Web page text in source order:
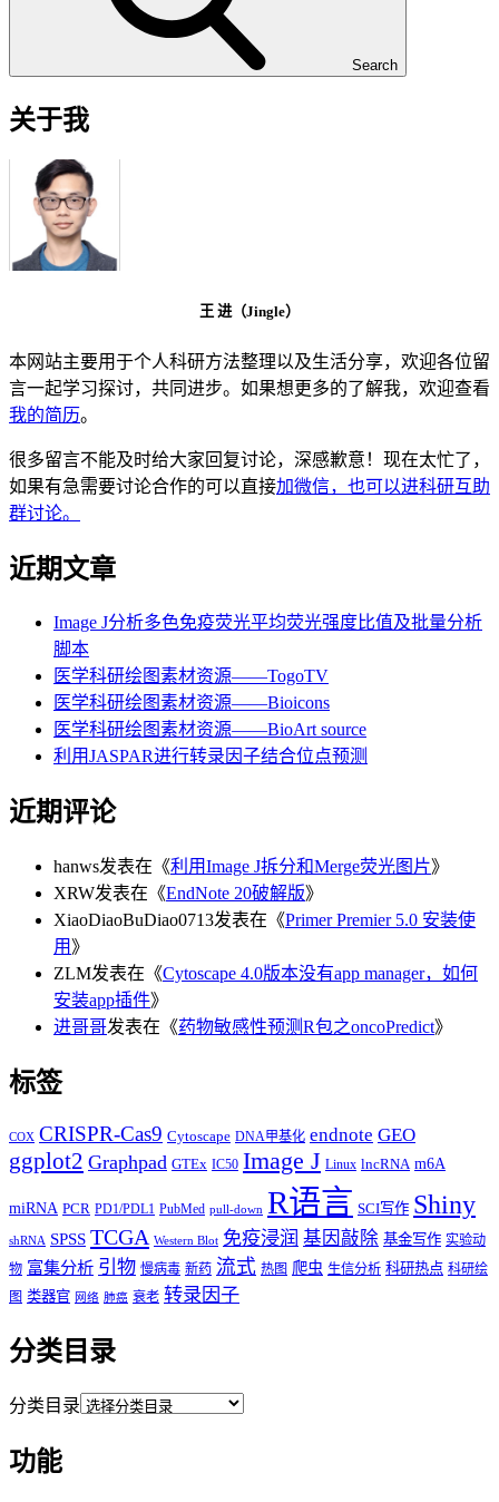
Search
关于我
王 进（Jingle）
本网站主要用于个人科研方法整理以及生活分享，欢迎各位留
言一起学习探讨，共同进步。如果想更多的了解我，欢迎查看
我的简历。
很多留言不能及时给大家回复讨论，深感歉意！现在太忙了，
如果有急需要讨论合作的可以直接加微信，也可以进科研互助
群讨论。
近期文章
Image J分析多色免疫荧光平均荧光强度比值及批量分析
脚本
医学科研绘图素材资源——TogoTV
医学科研绘图素材资源——Bioicons
医学科研绘图素材资源——BioArt source
利用JASPAR进行转录因子结合位点预测
近期评论
hanws发表在《利用Image J拆分和Merge荧光图片》
XRW发表在《EndNote 20破解版》
XiaoDiaoBuDiao0713发表在《Primer Premier 5.0 安装使
用 》
ZLM发表在《Cytoscape 4.0版本没有app manager，如何
安装app插件》
进哥哥发表在《药物敏感性预测R包之oncoPredict》
标签
COX CRISPR-Cas9 Cytoscape DNA甲基化 endnote GEO
ggplot2 Graphpad GTEx IC50 Image J Linux lncRNA m6A
miRNA PCR PD1/PDL1 PubMed pull-down R语言 SCI写作 Shiny
shRNA SPSS TCGA Western Blot 免疫浸润 基因敲除 基金写作 实验动
物 富集分析 引物 慢病毒 新药 流式 热图 爬虫 生信分析 科研热点 科研绘
图 类器官 网络 肺癌 衰老 转录因子
分类目录
分类目录
功能